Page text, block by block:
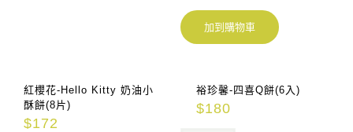
加到購物車
紅櫻花-Hello Kitty 奶油小
酥餅(8片)
$172
裕珍馨-四喜Q餅(6入)
$180